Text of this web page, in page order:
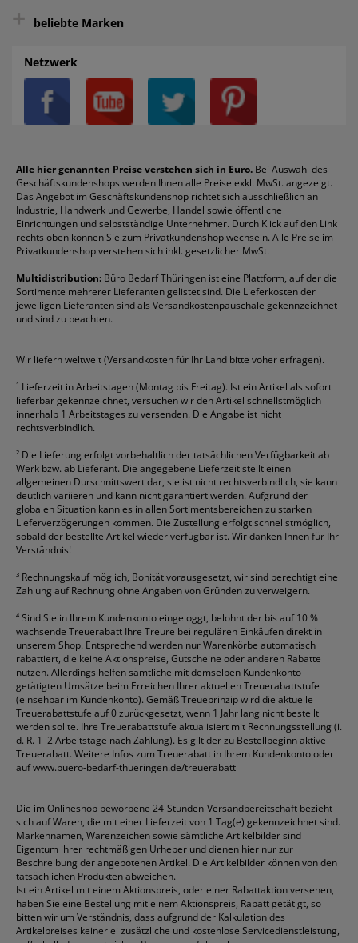
FAQ
AGB
Datenschutz
Privatsphäre-Einstellungen
Über uns
Reklamation / Retouren
Vertrag widerrufen (Privatkunden)
Rabatte & Aktionen
Aktenvernichter
Batterien
Bleistifte
Blöcke
Boardmarker
Briefumschläge
Druckerpatronen
Etiketten
Fineliner
Folienschreiber
Formulare
Gelschreiber
Geschäftsbücher
Heftstreifen
Kaffee
Klebeband
Klemmmappen
Kopierpapier
Korrekturmittel
Kugelschreiber
Mappen
Ordner
Packband
Permanentmarker
Radiergummis
Schnellhefter
Sichthüllen
Taschenrechner
Textmarker
Tintenroller
Tintenpatronen
Toilettenpapier
Toner
Versandmaterial
Versandtaschen
+ beliebte Marken
Alco
Avery/Zweckform
Canon
Durable
DYMO
Edding
Esselte
Faber-Castell
Fellowes
Franken
Fripa
HP
Leitz
Läufer
Melitta
Pentel
Pelikan
Pilot
Pritt
Schneider
Stabilo
Staedtler
alle Marken anzeigen
Netzwerk
Alle hier genannten Preise verstehen sich in Euro. Bei Auswahl des
Geschäftskundenshops werden Ihnen alle Preise exkl. MwSt. angezeigt.
Das Angebot im Geschäftskundenshop richtet sich ausschließlich an
Industrie, Handwerk und Gewerbe, Handel sowie öffentliche
Einrichtungen und selbstständige Unternehmer. Durch Klick auf den Link
rechts oben können Sie zum Privatkundenshop wechseln. Alle Preise im
Privatkundenshop verstehen sich inkl. gesetzlicher MwSt.
Multidistribution: Büro Bedarf Thüringen ist eine Plattform, auf der die
Sortimente mehrerer Lieferanten gelistet sind. Die Lieferkosten der
jeweiligen Lieferanten sind als Versandkostenpauschale gekennzeichnet
und sind zu beachten.
Wir liefern weltweit (Versandkosten für Ihr Land bitte voher erfragen).
¹ Lieferzeit in Arbeitstagen (Montag bis Freitag). Ist ein Artikel als sofort
lieferbar gekennzeichnet, versuchen wir den Artikel schnellstmöglich
innerhalb 1 Arbeitstages zu versenden. Die Angabe ist nicht
rechtsverbindlich.
² Die Lieferung erfolgt vorbehaltlich der tatsächlichen Verfügbarkeit ab
Werk bzw. ab Lieferant. Die angegebene Lieferzeit stellt einen
allgemeinen Durschnittswert dar, sie ist nicht rechtsverbindlich, sie kann
deutlich variieren und kann nicht garantiert werden. Aufgrund der
globalen Situation kann es in allen Sortimentsbereichen zu starken
Lieferverzögerungen kommen. Die Zustellung erfolgt schnellstmöglich,
sobald der bestellte Artikel wieder verfügbar ist. Wir danken Ihnen für Ihr
Verständnis!
³ Rechnungskauf möglich, Bonität vorausgesetzt, wir sind berechtigt eine
Zahlung auf Rechnung ohne Angaben von Gründen zu verweigern.
⁴Sind Sie in Ihrem Kundenkonto eingeloggt, belohnt der bis auf 10 %
wachsende Treuerabatt Ihre Treure bei regulären Einkäufen direkt in
unserem Shop. Entsprechend werden nur Warenkörbe automatisch
rabattiert, die keine Aktionspreise, Gutscheine oder anderen Rabatte
nutzen. Allerdings helfen sämtliche mit demselben Kundenkonto
getätigten Umsätze beim Erreichen Ihrer aktuellen Treuerabattstufe
(einsehbar im Kundenkonto). Gemäß Treueprinzip wird die aktuelle
Treuerabattstufe auf 0 zurückgesetzt, wenn 1 Jahr lang nicht bestellt
werden sollte. Ihre Treuerabattstufe aktualisiert mit Rechnungsstellung (i.
d. R. 1–2 Arbeitstage nach Zahlung). Es gilt der zu Bestellbeginn aktive
Treuerabatt. Weitere Infos zum Treuerabatt in Ihrem Kundenkonto oder
aufwww.buero-bedarf-thueringen.de/treuerabatt
Die im Onlineshop beworbene 24-Stunden-Versandbereitschaft bezieht
sich auf Waren, die mit einer Lieferzeit von 1 Tag(e) gekennzeichnet sind.
Markennamen, Warenzeichen sowie sämtliche Artikelbilder sind
Eigentum ihrer rechtmäßigen Urheber und dienen hier nur zur
Beschreibung der angebotenen Artikel. Die Artikelbilder können von den
tatsächlichen Produkten abweichen.
Ist ein Artikel mit einem Aktionspreis, oder einer Rabattaktion versehen,
haben Sie eine Bestellung mit einem Aktionspreis, Rabatt getätigt, so
bitten wir um Verständnis, dass aufgrund der Kalkulation des
Artikelpreises keinerlei zusätzliche und kostenlose Servicedienstleistung,